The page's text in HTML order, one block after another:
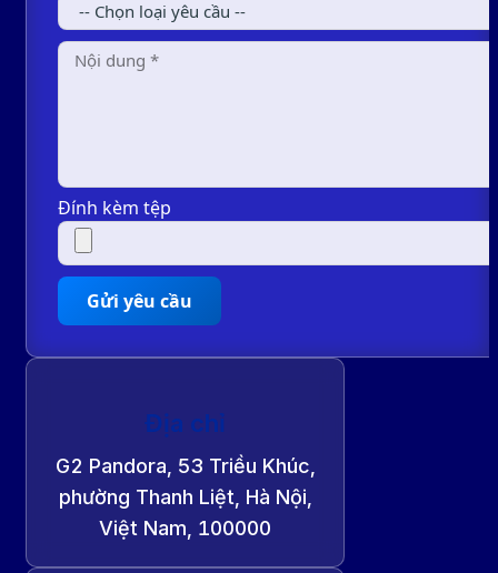
Đính kèm tệp
Gửi yêu cầu
Địa chỉ
G2 Pandora, 53 Triều Khúc,
phường Thanh Liệt, Hà Nội,
Việt Nam, 100000